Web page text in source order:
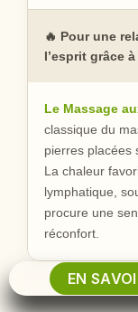
🔥 Pour une
l’esprit grâce
Le Massage
classique du
pierres placées
La chaleur
lymphatique,
procure une
réconfort.
EN